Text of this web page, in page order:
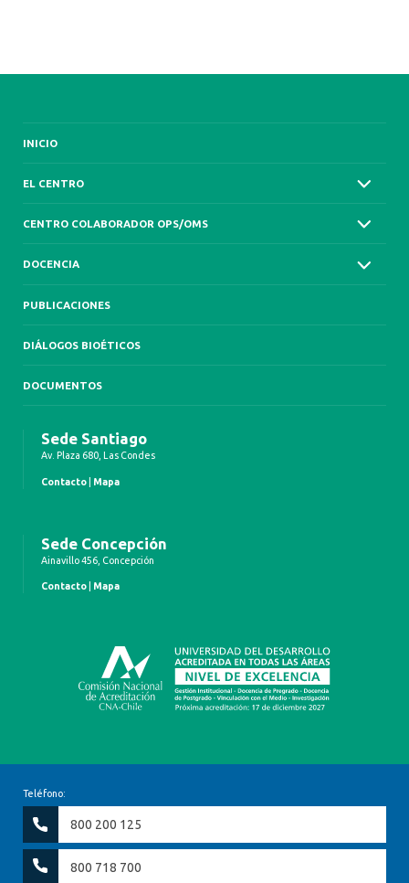
INICIO
EL CENTRO
CENTRO COLABORADOR OPS/OMS
DOCENCIA
PUBLICACIONES
DIÁLOGOS BIOÉTICOS
DOCUMENTOS
Sede Santiago
Av. Plaza 680, Las Condes
Contacto Mapa
Sede Concepción
Ainavillo 456, Concepción
Contacto Mapa
Teléfono:
800 200 125
800 718 700